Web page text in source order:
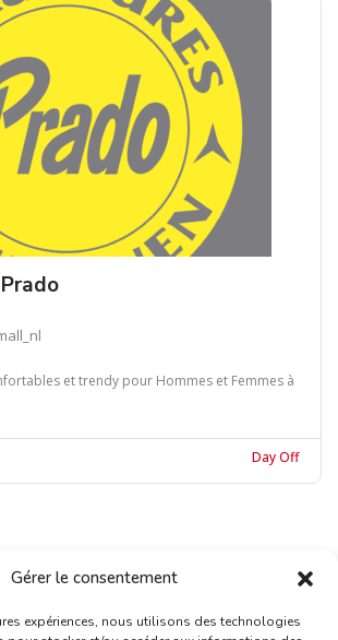
Gérer le consentement
expériences, nous utilisons des technologies
et trendy pour Hommes et Femmes à
Day Off